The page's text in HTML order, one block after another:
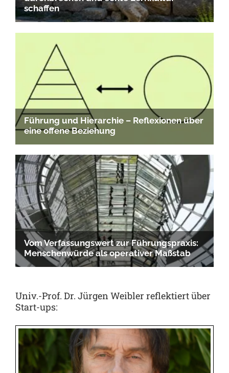
Univ.-Prof. Dr. Jürgen Weibler reflektiert über
Start-ups: